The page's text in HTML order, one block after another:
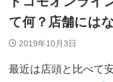
て何？店舗には
2019年10月3日
最近は店頭と比べて